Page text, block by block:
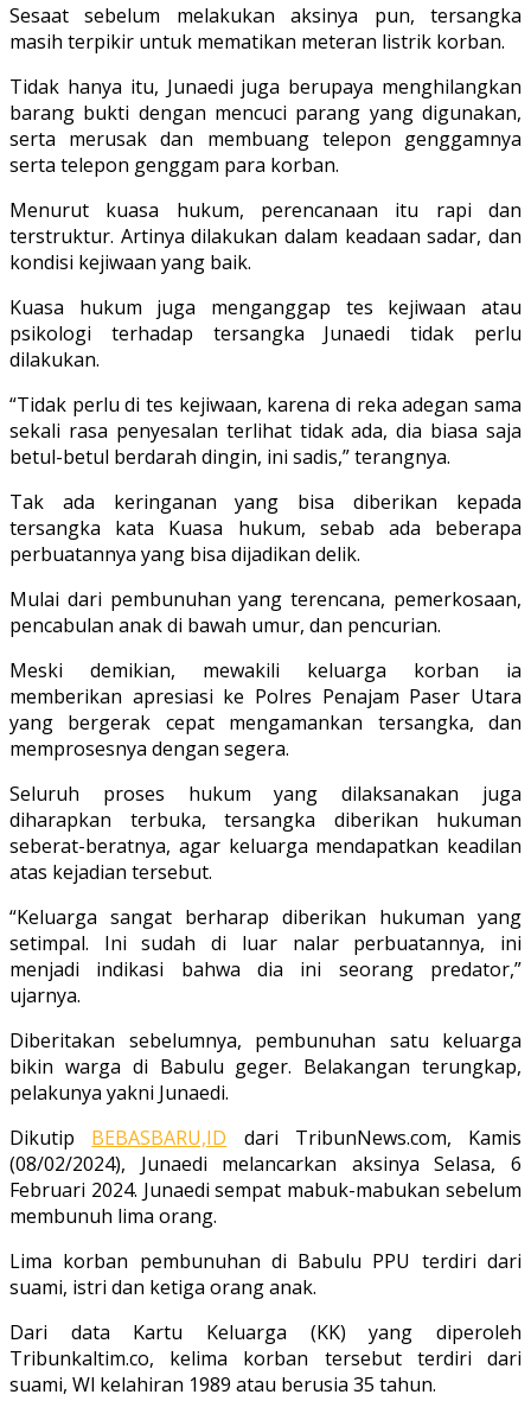
Sesaat sebelum melakukan aksinya pun, tersangka
masih terpikir untuk mematikan meteran listrik korban.
Tidak hanya itu, Junaedi juga berupaya menghilangkan
barang bukti dengan mencuci parang yang digunakan,
serta merusak dan membuang telepon genggamnya
serta telepon genggam para korban.
Menurut kuasa hukum, perencanaan itu rapi dan
terstruktur. Artinya dilakukan dalam keadaan sadar, dan
kondisi kejiwaan yang baik.
Kuasa hukum juga menganggap tes kejiwaan atau
psikologi terhadap tersangka Junaedi tidak perlu
dilakukan.
“Tidak perlu di tes kejiwaan, karena di reka adegan sama
sekali rasa penyesalan terlihat tidak ada, dia biasa saja
betul-betul berdarah dingin, ini sadis,” terangnya.
Tak ada keringanan yang bisa diberikan kepada
tersangka kata Kuasa hukum, sebab ada beberapa
perbuatannya yang bisa dijadikan delik.
Mulai dari pembunuhan yang terencana, pemerkosaan,
pencabulan anak di bawah umur, dan pencurian.
Meski demikian, mewakili keluarga korban ia
memberikan apresiasi ke Polres Penajam Paser Utara
yang bergerak cepat mengamankan tersangka, dan
memprosesnya dengan segera.
Seluruh proses hukum yang dilaksanakan juga
diharapkan terbuka, tersangka diberikan hukuman
seberat-beratnya, agar keluarga mendapatkan keadilan
atas kejadian tersebut.
“Keluarga sangat berharap diberikan hukuman yang
setimpal. Ini sudah di luar nalar perbuatannya, ini
menjadi indikasi bahwa dia ini seorang predator,”
ujarnya.
Diberitakan sebelumnya, pembunuhan satu keluarga
bikin warga di Babulu geger. Belakangan terungkap,
pelakunya yakni Junaedi.
Dikutip BEBASBARU,ID dari TribunNews.com, Kamis
(08/02/2024), Junaedi melancarkan aksinya Selasa, 6
Februari 2024. Junaedi sempat mabuk-mabukan sebelum
membunuh lima orang.
Lima korban pembunuhan di Babulu PPU terdiri dari
suami, istri dan ketiga orang anak.
Dari data Kartu Keluarga (KK) yang diperoleh
Tribunkaltim.co, kelima korban tersebut terdiri dari
suami, Wl kelahiran 1989 atau berusia 35 tahun.